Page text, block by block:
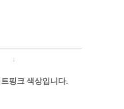
──────
↓
핑크 색상입니다.